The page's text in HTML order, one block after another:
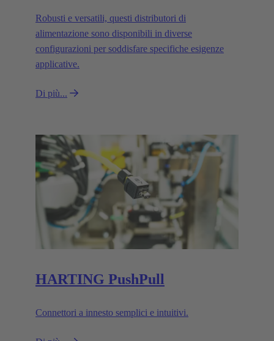
Robusti e versatili, questi distributori di
alimentazione sono disponibili in diverse
configurazioni per soddisfare specifiche esigenze
applicative.
Di più...
HARTING PushPull
Connettori a innesto semplici e intuitivi.